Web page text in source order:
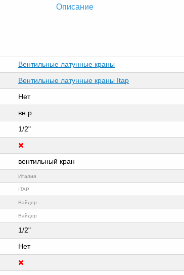
Описание
Вентильные латунные краны
Вентильные латунные краны Itap
Нет
вн.р.
1/2"
вентильный кран
Италия
ITAP
Вайдер
Вайдер
1/2"
Нет